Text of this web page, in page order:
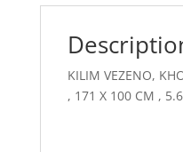
KILIM VEZENO,
, 171 X 100 CM ,